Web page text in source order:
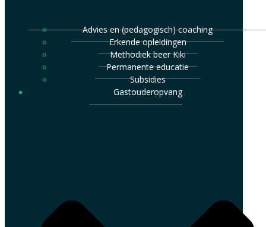
Advies en (pedagogisch) coaching
Erkende opleidingen
Methodiek beer Kiki
Permanente educatie
Subsidies
Gastouderopvang